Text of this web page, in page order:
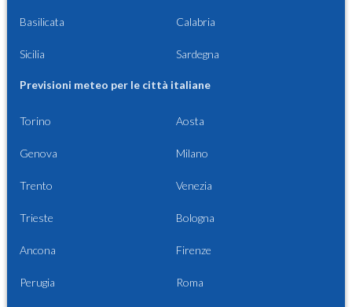
Basilicata Calabria
Sicilia Sardegna
Previsioni meteo per le città italiane
Torino Aosta
Genova Milano
Trento Venezia
Trieste Bologna
Ancona Firenze
Perugia Roma